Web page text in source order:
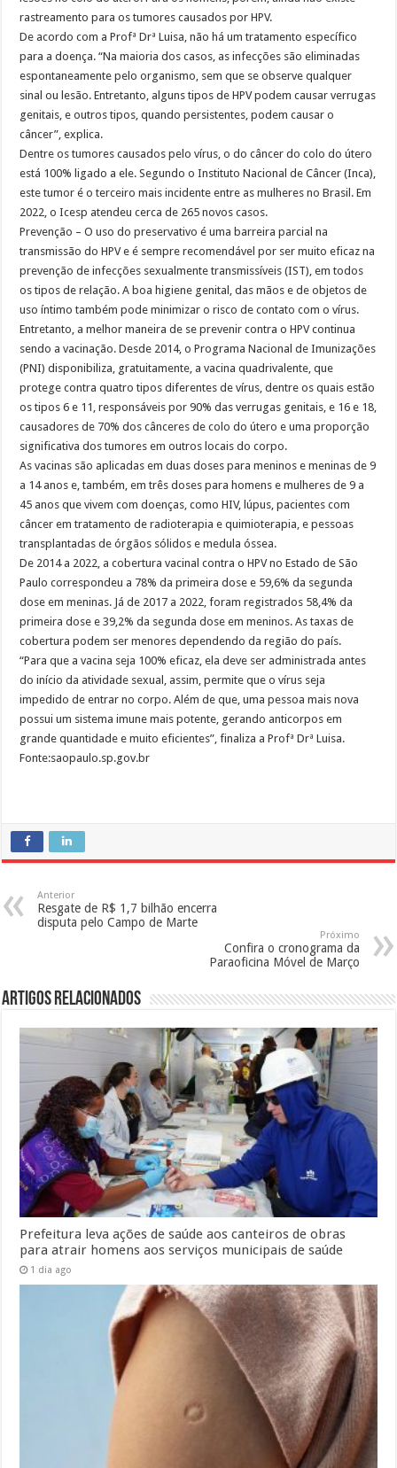
rastreamento para os tumores causados por HPV.
De acordo com a Profª Drª Luisa, não há um tratamento específico
para a doença. “Na maioria dos casos, as infecções são eliminadas
espontaneamente pelo organismo, sem que se observe qualquer
sinal ou lesão. Entretanto, alguns tipos de HPV podem causar verrugas
genitais, e outros tipos, quando persistentes, podem causar o
câncer”, explica.
Dentre os tumores causados pelo vírus, o do câncer do colo do útero
está 100% ligado a ele. Segundo o Instituto Nacional de Câncer (Inca),
este tumor é o terceiro mais incidente entre as mulheres no Brasil. Em
2022, o Icesp atendeu cerca de 265 novos casos.
Prevenção – O uso do preservativo é uma barreira parcial na
transmissão do HPV e é sempre recomendável por ser muito eficaz na
prevenção de infecções sexualmente transmissíveis (IST), em todos
os tipos de relação. A boa higiene genital, das mãos e de objetos de
uso íntimo também pode minimizar o risco de contato com o vírus.
Entretanto, a melhor maneira de se prevenir contra o HPV continua
sendo a vacinação. Desde 2014, o Programa Nacional de Imunizações
(PNI) disponibiliza, gratuitamente, a vacina quadrivalente, que
protege contra quatro tipos diferentes de vírus, dentre os quais estão
os tipos 6 e 11, responsáveis por 90% das verrugas genitais, e 16 e 18,
causadores de 70% dos cânceres de colo do útero e uma proporção
significativa dos tumores em outros locais do corpo.
As vacinas são aplicadas em duas doses para meninos e meninas de 9
a 14 anos e, também, em três doses para homens e mulheres de 9 a
45 anos que vivem com doenças, como HIV, lúpus, pacientes com
câncer em tratamento de radioterapia e quimioterapia, e pessoas
transplantadas de órgãos sólidos e medula óssea.
De 2014 a 2022, a cobertura vacinal contra o HPV no Estado de São
Paulo correspondeu a 78% da primeira dose e 59,6% da segunda
dose em meninas. Já de 2017 a 2022, foram registrados 58,4% da
primeira dose e 39,2% da segunda dose em meninos. As taxas de
cobertura podem ser menores dependendo da região do país.
“Para que a vacina seja 100% eficaz, ela deve ser administrada antes
do início da atividade sexual, assim, permite que o vírus seja
impedido de entrar no corpo. Além de que, uma pessoa mais nova
possui um sistema imune mais potente, gerando anticorpos em
grande quantidade e muito eficientes”, finaliza a Profª Drª Luisa.
Fonte:saopaulo.sp.gov.br
Anterior
Resgate de R$ 1,7 bilhão encerra
disputa pelo Campo de Marte
Próximo
Confira o cronograma da
Paraoficina Móvel de Março
Artigos Relacionados
Prefeitura leva ações de saúde aos canteiros de obras
para atrair homens aos serviços municipais de saúde
1 dia ago